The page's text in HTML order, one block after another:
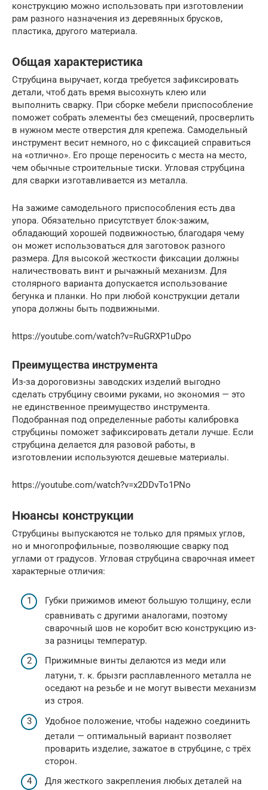
конструкцию можно использовать при изготовлении
рам разного назначения из деревянных брусков,
пластика, другого материала.
Общая характеристика
Струбцина выручает, когда требуется зафиксировать
детали, чтоб дать время высохнуть клею или
выполнить сварку. При сборке мебели приспособление
поможет собрать элементы без смещений, просверлить
в нужном месте отверстия для крепежа. Самодельный
инструмент весит немного, но с фиксацией справиться
на «отлично». Его проще переносить с места на место,
чем обычные строительные тиски. Угловая струбцина
для сварки изготавливается из металла.
На зажиме самодельного приспособления есть два
упора. Обязательно присутствует блок-зажим,
обладающий хорошей подвижностью, благодаря чему
он может использоваться для заготовок разного
размера. Для высокой жесткости фиксации должны
наличествовать винт и рычажный механизм. Для
столярного варианта допускается использование
бегунка и планки. Но при любой конструкции детали
упора должны быть подвижными.
https://youtube.com/watch?v=RuGRXP1uDpo
Преимущества инструмента
Из-за дороговизны заводских изделий выгодно
сделать струбцину своими руками, но экономия — это
не единственное преимущество инструмента.
Подобранная под определенные работы калибровка
струбцины поможет зафиксировать детали лучше. Если
струбцина делается для разовой работы, в
изготовлении используются дешевые материалы.
https://youtube.com/watch?v=x2DDvTo1PNo
Нюансы конструкции
Струбцины выпускаются не только для прямых углов,
но и многопрофильные, позволяющие сварку под
углами от градусов. Угловая струбцина сварочная имеет
характерные отличия:
Губки прижимов имеют большую толщину, если
сравнивать с другими аналогами, поэтому
сварочный шов не коробит всю конструкцию из-
за разницы температур.
Прижимные винты делаются из меди или
латуни, т. к. брызги расплавленного металла не
оседают на резьбе и не могут вывести механизм
из строя.
Удобное положение, чтобы надежно соединить
детали — оптимальный вариант позволяет
проварить изделие, зажатое в струбцине, с трёх
сторон.
Для жесткого закрепления любых деталей на